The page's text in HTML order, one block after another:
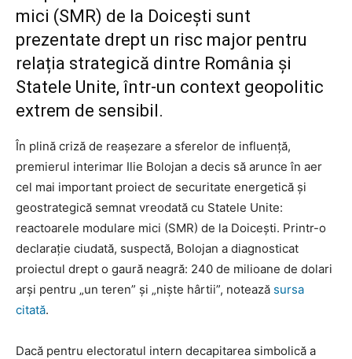
mici (SMR) de la Doicești sunt
prezentate drept un risc major pentru
relația strategică dintre România și
Statele Unite, într-un context geopolitic
extrem de sensibil.
În plină criză de reașezare a sferelor de influență,
premierul interimar Ilie Bolojan a decis să arunce în aer
cel mai important proiect de securitate energetică și
geostrategică semnat vreodată cu Statele Unite:
reactoarele modulare mici (SMR) de la Doicești. Printr-o
declarație ciudată, suspectă, Bolojan a diagnosticat
proiectul drept o gaură neagră: 240 de milioane de dolari
arși pentru „un teren” și „niște hârtii”, notează sursa
citată.
Dacă pentru electoratul intern decapitarea simbolică a